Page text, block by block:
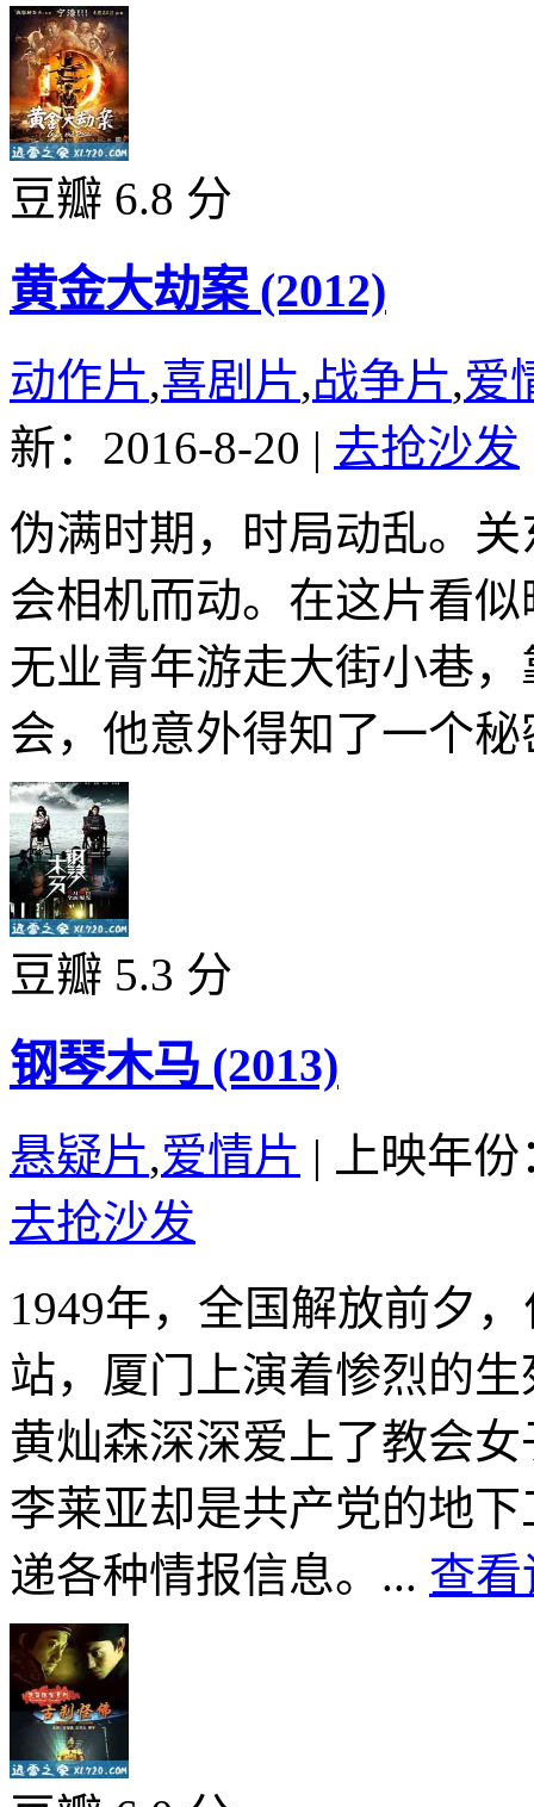
豆瓣 6.8 分
黄金大劫案 (2012)
动作片,喜剧片,战争片,爱
新：2016-8-20 | 去抢沙发
伪满时期，时局动乱。
会相机而动。在这片看
无业青年游走大街小巷
会，他意外得知了一个
豆瓣 5.3 分
钢琴木马 (2013)
悬疑片,爱情片 |
上映年
去抢沙发
1949年，全国解放前夕
站，厦门上演着惨烈的
黄灿森深深爱上了教会
李莱亚却是共产党的地
递各种情报信息。... 查看